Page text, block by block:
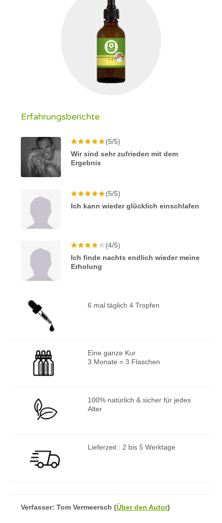
Erfahrungsberichte
(5/5)
Wir sind sehr zufrieden mit dem
Ergebnis
(5/5)
Ich kann wieder glücklich einschlafen
(4/5)
Ich finde nachts endlich wieder meine
Erholung
6 mal täglich 4 Tropfen
Eine ganze Kur
3 Monate = 3 Flaschen
100% natürlich & sicher für jedes
Alter
Lieferzeit : 2 bis 5 Werktage
Verfasser:Tom Vermeersch (Über den Autor)